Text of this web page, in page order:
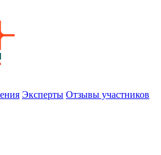
Эксперты Отзывы участников